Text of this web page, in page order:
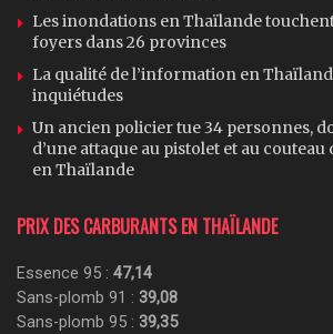
Les inondations en Thaïlande
foyers dans 26 provinces
La qualité de l’information en
inquiétudes
Un ancien policier tue 34 personnes,
d’une attaque au pistolet et au
en Thaïlande
PRIX DES CARBURANTS EN THAÏLANDE
Essence 95 : 47,14
Sans-plomb 91 : 39,08
Sans-plomb 95 : 39,35